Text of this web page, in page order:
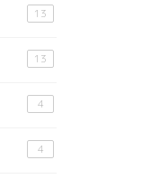
13
13
4
4